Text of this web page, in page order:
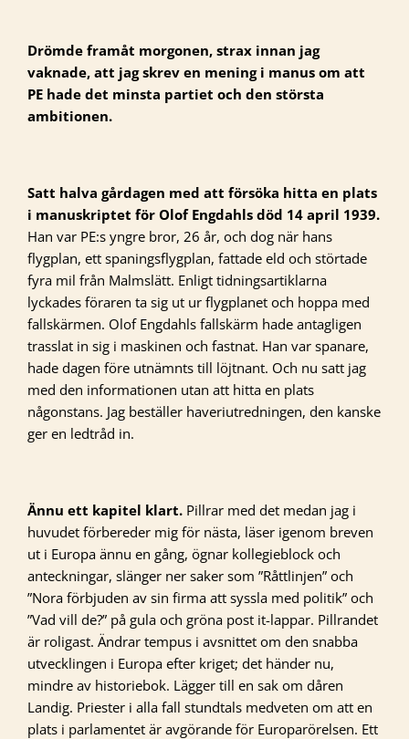
Drömde framåt morgonen, strax innan jag
vaknade, att jag skrev en mening i manus om att
PE hade det minsta partiet och den största
ambitionen.
Satt halva gårdagen med att försöka hitta en plats
i manuskriptet för Olof Engdahls död 14 april 1939.
Han var PE:s yngre bror, 26 år, och dog när hans
flygplan, ett spaningsflygplan, fattade eld och störtade
fyra mil från Malmslätt. Enligt tidningsartiklarna
lyckades föraren ta sig ut ur flygplanet och hoppa med
fallskärmen. Olof Engdahls fallskärm hade antagligen
trasslat in sig i maskinen och fastnat. Han var spanare,
hade dagen före utnämnts till löjtnant. Och nu satt jag
med den informationen utan att hitta en plats
någonstans. Jag beställer haveriutredningen, den kanske
ger en ledtråd in.
Ännu ett kapitel klart.Pillrar med det medan jag i
huvudet förbereder mig för nästa, läser igenom breven
ut i Europa ännu en gång, ögnar kollegieblock och
anteckningar, slänger ner saker som ”Råttlinjen” och
”Nora förbjuden av sin firma att syssla med politik” och
”Vad vill de?” på gula och gröna post it-lappar. Pillrandet
är roligast. Ändrar tempus i avsnittet om den snabba
utvecklingen i Europa efter kriget; det händer nu,
mindre av historiebok. Lägger till en sak om dåren
Landig. Priester i alla fall stundtals medveten om att en
plats i parlamentet är avgörande för Europarörelsen. Ett